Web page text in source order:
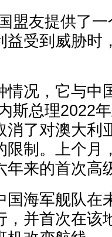
盟友提供了
益受到威胁时
情况，它与中
斯总理2022
消了对澳大利
限制。上个月
年来的首次高
国海军舰队在
，并首次在该